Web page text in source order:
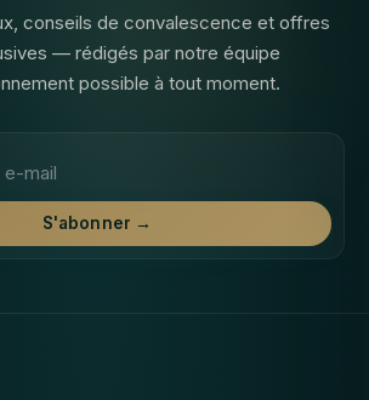
conseils de convalescence et offres
— rédigés par notre équipe
possible à tout moment.
S'abonner →